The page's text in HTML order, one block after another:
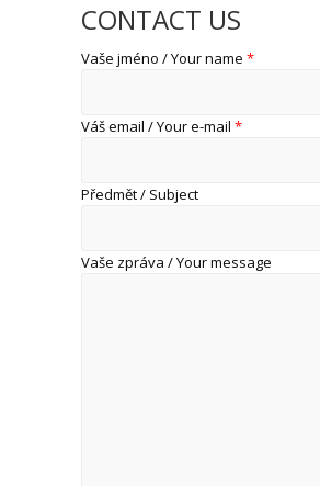
CONTACT US
Vaše jméno / Your name *
Váš email / Your e-mail *
Předmět / Subject
Vaše zpráva / Your message